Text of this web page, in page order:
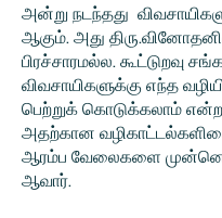
அன்று நடந்தது
ஆகும். அது
பிரச்சாரமல்ல. கூட்டுறவு
விவசாயிகளுக்கு எந்த
பெற்றுக் கொடுக்கலாம்
அதற்கான
ஆரம்ப வேலைகளை
ஆவார்.